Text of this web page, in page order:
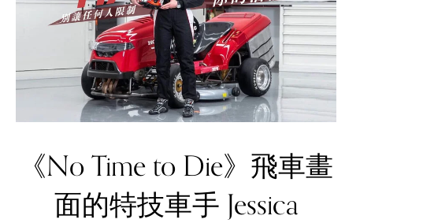
《No Time to Die》飛車畫
面的特技車手 Jessica